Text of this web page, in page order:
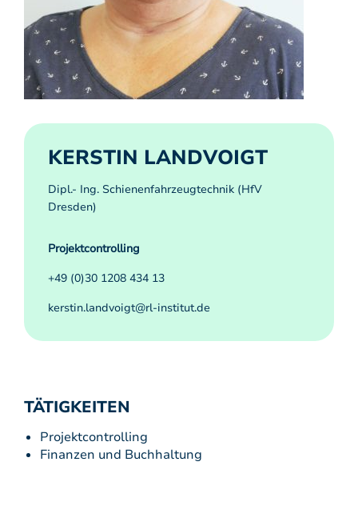
KERSTIN LANDVOIGT
Dipl.- Ing. Schienenfahrzeugtechnik (HfV
Dresden)
Projektcontrolling
+49 (0)30 1208 434 13
kerstin.landvoigt@rl-institut.de
TÄTIGKEITEN
Projektcontrolling
Finanzen und Buchhaltung